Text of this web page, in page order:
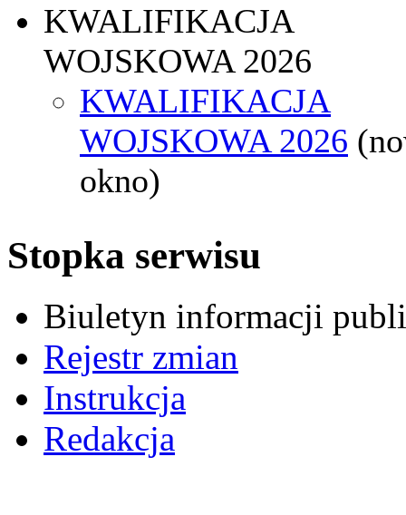
KWALIFIKACJA
WOJSKOWA 2026
KWALIFIKACJA
WOJSKOWA 2026
okno)
Stopka serwisu
Biuletyn informacji
Rejestr zmian
Instrukcja
Redakcja